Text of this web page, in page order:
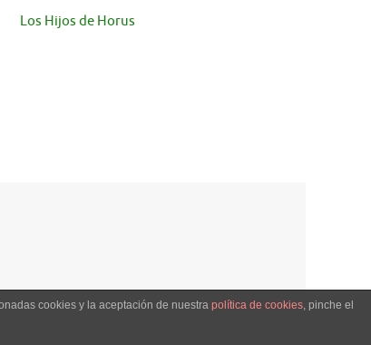
Los Hijos de Horus
Creado conTempera&WordPress.
cookies y la aceptación de nuestra política de cookies, pinche el